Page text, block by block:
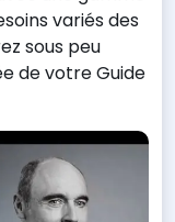
variés des
sous peu
de votre Guide